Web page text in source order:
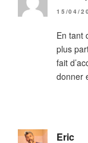
15/04/
En tant
plus
fait
donner
Eric